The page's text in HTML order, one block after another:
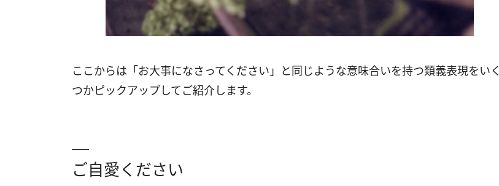
ここからは「お大事になさってください」と同じような意味合いを持つ類義表現をいく
つかピックアップしてご紹介します。
ご自愛ください